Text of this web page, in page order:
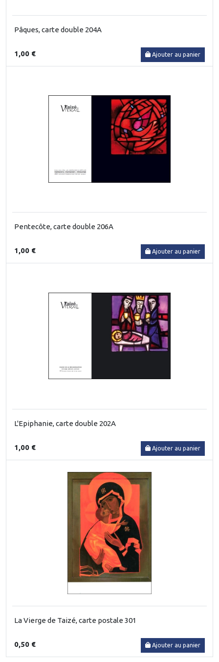
Pâques, carte double 204A
1,00 € Ajouter au panier
Pentecôte, carte double 206A
1,00 € Ajouter au panier
L'Epiphanie, carte double 202A
1,00 € Ajouter au panier
La Vierge de Taizé, carte postale 301
0,50 € Ajouter au panier